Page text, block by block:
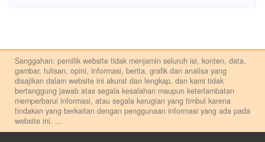
Sanggahan: pemilik website tidak menjamin seluruh isi, konten, data,
gambar, tulisan, opini, informasi, berita, grafik dan analisa yang
disajikan dalam website ini akurat dan lengkap, dan kami tidak
bertanggung jawab atas segala kesalahan maupun keterlambatan
memperbarui informasi, atau segala kerugian yang timbul karena
tindakan yang berkaitan dengan penggunaan informasi yang ada pada
website ini. ...